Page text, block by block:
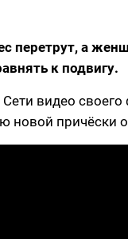
перетрут, а
к подвигу.
видео своего
причёски